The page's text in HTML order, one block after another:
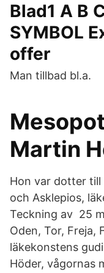
Blad1 A B
SYMBOL
offer
Man tillbad bl.a.
Martin
Hon var dotter till
och Asklepios,
Teckning av 25
Oden, Tor, Freja,
läkekonstens
Höder, vågornas